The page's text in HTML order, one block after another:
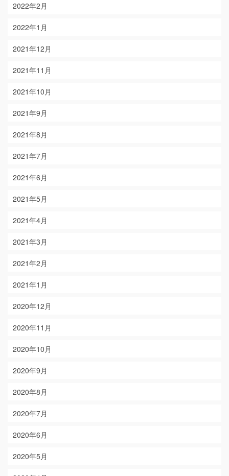
2022年2月
2022年1月
2021年12月
2021年11月
2021年10月
2021年9月
2021年8月
2021年7月
2021年6月
2021年5月
2021年4月
2021年3月
2021年2月
2021年1月
2020年12月
2020年11月
2020年10月
2020年9月
2020年8月
2020年7月
2020年6月
2020年5月